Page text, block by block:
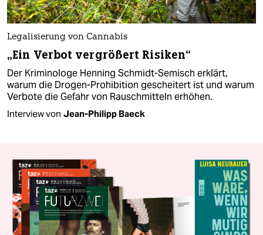
Legalisierung von Cannabis
„Ein Verbot vergrößert Risiken“
Der Kriminologe Henning Schmidt-Semisch erklärt,
warum die Drogen-Prohibition gescheitert ist und warum
Verbote die Gefahr von Rauschmitteln erhöhen.
Interview von Jean-Philipp Baeck